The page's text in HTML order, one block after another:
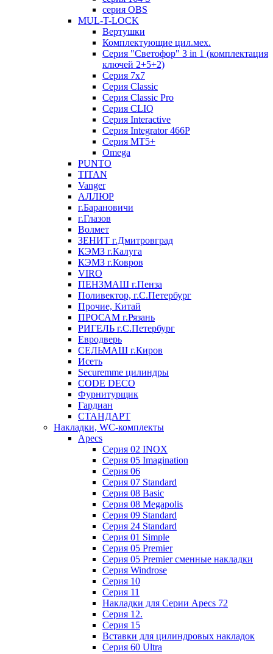
серия OBS
MUL-T-LOCK
Вертушки
Комплектующие цил.мех.
Серия "Светофор" 3 in 1 (комплектация
ключей 2+5+2)
Серия 7х7
Серия Classic
Серия Classic Pro
Серия CLIQ
Серия Interactive
Серия Integrator 466P
Серия MT5+
Omega
PUNTO
TITAN
Vanger
АЛЛЮР
г.Барановичи
г.Глазов
Волмет
ЗЕНИТ г.Дмитровград
КЭМЗ г.Калуга
КЭМЗ г.Ковров
VIRO
ПЕНЗМАШ г.Пенза
Поливектор, г.С.Петербург
Прочие, Китай
ПРОСАМ г.Рязань
РИГЕЛЬ г.С.Петербург
Евродверь
СЕЛЬМАШ г.Киров
Исеть
Securemme цилиндры
CODE DECO
Фурнитурщик
Гардиан
СТАНДАРТ
Накладки, WC-комплекты
Apecs
Cерия 02 INOX
Cерия 05 Imagination
Cерия 06
Cерия 07 Standard
Cерия 08 Basic
Cерия 08 Megapolis
Cерия 09 Standard
Cерия 24 Standard
Серия 01 Simple
Серия 05 Premier
Серия 05 Premier сменные накладки
Cерия Windrose
Серия 10
Серия 11
Накладки для Серии Apecs 72
Серия 12.
Серия 15
Вставки для цилиндровых накладок
Серия 60 Ultra